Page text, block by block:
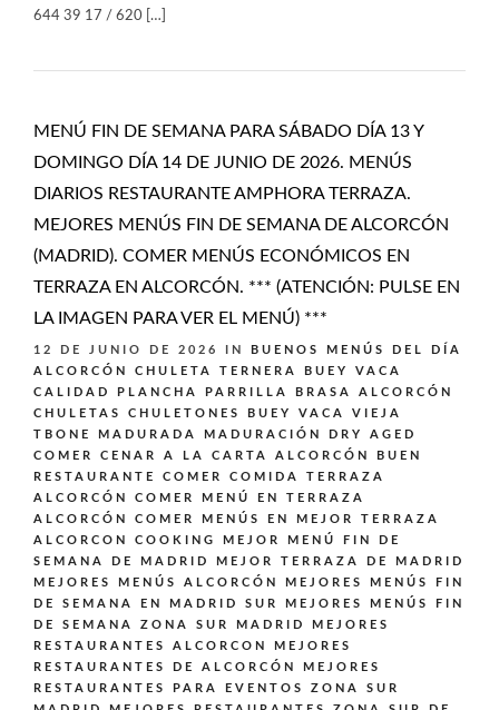
644 39 17 / 620 […]
MENÚ FIN DE SEMANA PARA SÁBADO DÍA 13 Y
DOMINGO DÍA 14 DE JUNIO DE 2026. MENÚS
DIARIOS RESTAURANTE AMPHORA TERRAZA.
MEJORES MENÚS FIN DE SEMANA DE ALCORCÓN
(MADRID). COMER MENÚS ECONÓMICOS EN
TERRAZA EN ALCORCÓN. *** (ATENCIÓN: PULSE EN
LA IMAGEN PARA VER EL MENÚ) ***
12 DE JUNIO DE 2026 IN
BUENOS MENÚS DEL DÍA
ALCORCÓN
CHULETA TERNERA BUEY VACA
CALIDAD PLANCHA PARRILLA BRASA ALCORCÓN
CHULETAS CHULETONES BUEY VACA VIEJA
TBONE MADURADA MADURACIÓN DRY AGED
COMER CENAR A LA CARTA ALCORCÓN BUEN
RESTAURANTE
COMER COMIDA TERRAZA
ALCORCÓN
COMER MENÚ EN TERRAZA
ALCORCÓN
COMER MENÚS EN MEJOR TERRAZA
ALCORCON
COOKING
MEJOR MENÚ FIN DE
SEMANA DE MADRID
MEJOR TERRAZA DE MADRID
MEJORES MENÚS ALCORCÓN
MEJORES MENÚS FIN
DE SEMANA EN MADRID SUR
MEJORES MENÚS FIN
DE SEMANA ZONA SUR MADRID
MEJORES
RESTAURANTES ALCORCON
MEJORES
RESTAURANTES DE ALCORCÓN
MEJORES
RESTAURANTES PARA EVENTOS ZONA SUR